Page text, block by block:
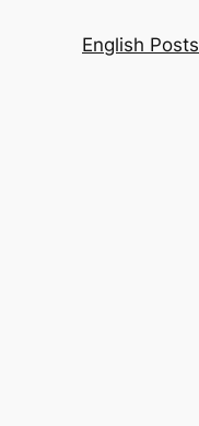
English Posts